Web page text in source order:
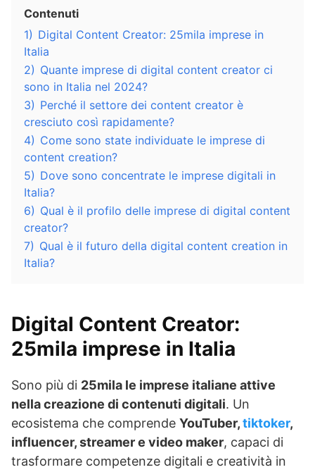
Contenuti
1) Digital Content Creator: 25mila imprese in
Italia
2) Quante imprese di digital content creator ci
sono in Italia nel 2024?
3) Perché il settore dei content creator è
cresciuto così rapidamente?
4) Come sono state individuate le imprese di
content creation?
5) Dove sono concentrate le imprese digitali in
Italia?
6) Qual è il profilo delle imprese di digital content
creator?
7) Qual è il futuro della digital content creation in
Italia?
Digital Content Creator:
25mila imprese in Italia
Sono più di 25mila le imprese italiane attive
nella creazione di contenuti digitali. Un
ecosistema che comprende YouTuber,tiktoker,
influencer, streamer e video maker, capaci di
trasformare competenze digitali e creatività in